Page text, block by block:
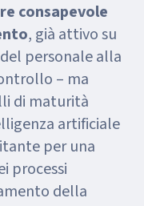
consapevole
, già attivo su
personale alla
– ma
di maturità
artificiale
per una
processi
della